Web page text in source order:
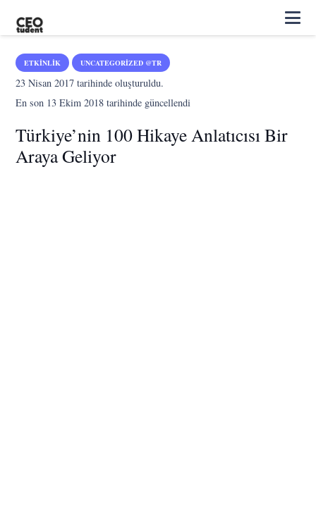
ETKINLIK UNCATEGORIZED @TR
23 Nisan 2017 tarihinde oluşturuldu.
En son 13 Ekim 2018 tarihinde güncellendi
Türkiye’nin 100 Hikaye Anlatıcısı Bir
Araya Geliyor